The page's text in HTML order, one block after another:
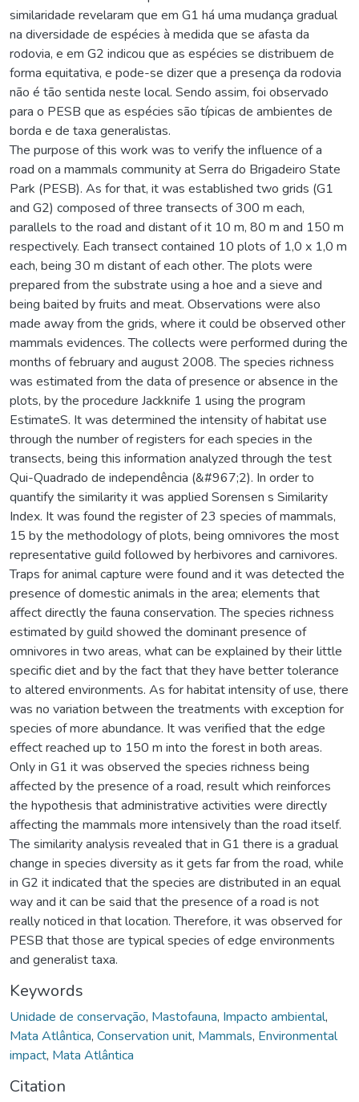
similaridade revelaram que em G1 há uma mudança gradual
na diversidade de espécies à medida que se afasta da
rodovia, e em G2 indicou que as espécies se distribuem de
forma equitativa, e pode-se dizer que a presença da rodovia
não é tão sentida neste local. Sendo assim, foi observado
para o PESB que as espécies são típicas de ambientes de
borda e de taxa generalistas.
The purpose of this work was to verify the influence of a
road on a mammals community at Serra do Brigadeiro State
Park (PESB). As for that, it was established two grids (G1
and G2) composed of three transects of 300 m each,
parallels to the road and distant of it 10 m, 80 m and 150 m
respectively. Each transect contained 10 plots of 1,0 x 1,0 m
each, being 30 m distant of each other. The plots were
prepared from the substrate using a hoe and a sieve and
being baited by fruits and meat. Observations were also
made away from the grids, where it could be observed other
mammals evidences. The collects were performed during the
months of february and august 2008. The species richness
was estimated from the data of presence or absence in the
plots, by the procedure Jackknife 1 using the program
EstimateS. It was determined the intensity of habitat use
through the number of registers for each species in the
transects, being this information analyzed through the test
Qui-Quadrado de independência (&#967;2). In order to
quantify the similarity it was applied Sorensen s Similarity
Index. It was found the register of 23 species of mammals,
15 by the methodology of plots, being omnivores the most
representative guild followed by herbivores and carnivores.
Traps for animal capture were found and it was detected the
presence of domestic animals in the area; elements that
affect directly the fauna conservation. The species richness
estimated by guild showed the dominant presence of
omnivores in two areas, what can be explained by their little
specific diet and by the fact that they have better tolerance
to altered environments. As for habitat intensity of use, there
was no variation between the treatments with exception for
species of more abundance. It was verified that the edge
effect reached up to 150 m into the forest in both areas.
Only in G1 it was observed the species richness being
affected by the presence of a road, result which reinforces
the hypothesis that administrative activities were directly
affecting the mammals more intensively than the road itself.
The similarity analysis revealed that in G1 there is a gradual
change in species diversity as it gets far from the road, while
in G2 it indicated that the species are distributed in an equal
way and it can be said that the presence of a road is not
really noticed in that location. Therefore, it was observed for
PESB that those are typical species of edge environments
and generalist taxa.
Keywords
Unidade de conservação, Mastofauna, Impacto ambiental,
Mata Atlântica, Conservation unit, Mammals, Environmental
impact, Mata Atlântica
Citation